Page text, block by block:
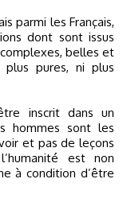
parmi les Français,
dont sont issus
belles et
plus pures, ni plus
inscrit dans un
hommes sont les
et pas de leçons
est non
à condition d’être